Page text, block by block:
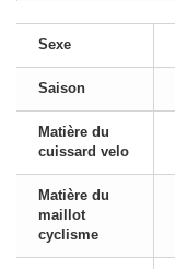
Sexe
Saison
Matière du
cuissard velo
Matière du
maillot
cyclisme